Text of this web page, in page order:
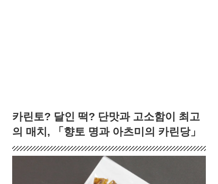
카린토? 달인 떡? 단맛과 고소함이 최고
의 매치, 「향토 명과 아츠미의 카린당」